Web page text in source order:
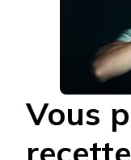
Vous